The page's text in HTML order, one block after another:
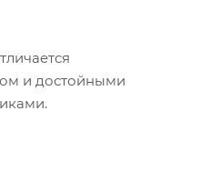
и достойными